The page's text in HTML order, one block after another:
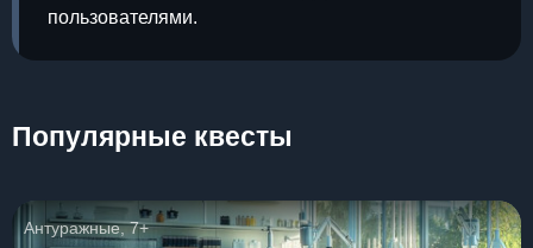
пользователями.
Популярные квесты
Антуражные, 7+